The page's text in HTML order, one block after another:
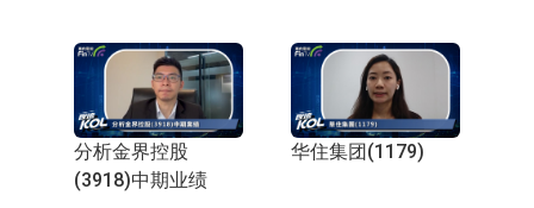
分析金界控股
(3918)中期业绩
华住集团(1179)